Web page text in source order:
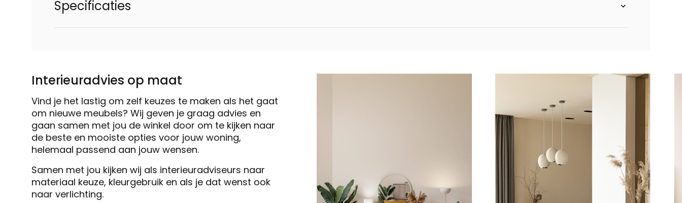
Tivoli, 3 zitsbank met relaxfunctie rechts (1x 2 motoren)
Tivoli, 3 zitsbank met relaxfunctie links (1x 2 motoren)
Tivoli, 2,5 zitsbank met relaxfunctie rechts (1x 2 motoren)
Tivoli, 2,5 zitsbank met relaxfunctie links (1x 2 motoren)
Specificaties
Interieuradvies op maat
Vind je het lastig om zelf keuzes te maken als het gaat
om nieuwe meubels? Wij geven je graag advies en
gaan samen met jou de winkel door om te kijken naar
de beste en mooiste opties voor jouw woning,
helemaal passend aan jouw wensen.
Samen met jou kijken wij als interieuradviseurs naar
materiaal keuze, kleurgebruik en als je dat wenst ook
naar verlichting.